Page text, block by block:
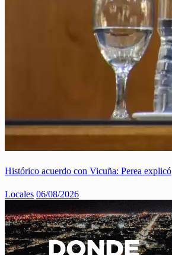
Histórico acuerdo con Vicuña: Perea explicó
Locales 06/08/2026